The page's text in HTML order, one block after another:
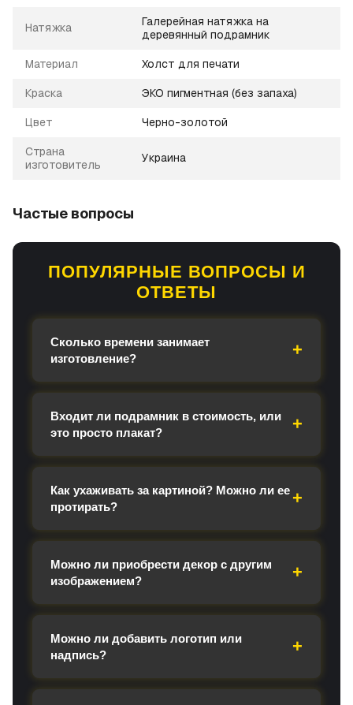
Натяжка
Галерейная натяжка на
деревянный подрамник
Материал Холст для печати
Краска ЭКО пигментная (без запаха)
Цвет Черно-золотой
Страна
изготовитель
Украина
Частые вопросы
ПОПУЛЯРНЫЕ ВОПРОСЫ И
ОТВЕТЫ
Сколько времени занимает
изготовление?
Входит ли подрамник в стоимость, или
это просто плакат?
Как ухаживать за картиной? Можно ли ее
протирать?
Можно ли приобрести декор с другим
изображением?
Можно ли добавить логотип или
надпись?